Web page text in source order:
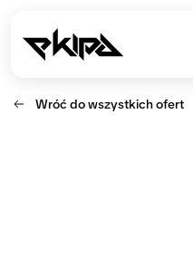
Wróć do wszystkich ofert